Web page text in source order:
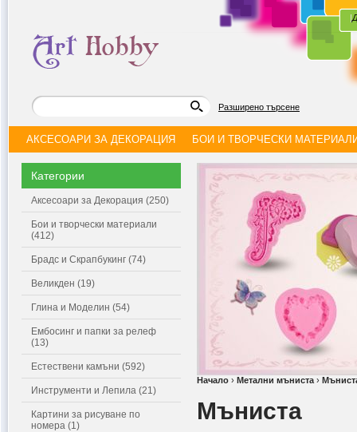
|
Разширено търсене
АКСЕСОАРИ ЗА ДЕКОРАЦИЯ БОИ И ТВОРЧЕСКИ
Категории
Аксесоари за Декорация (250)
Бои и творчески материали
(412)
Брадс и Скрапбукинг (74)
Великден (19)
Глина и Моделин (54)
Ембосинг и папки за релеф
(13)
Естествени камъни (592)
Инструменти и Лепила (21)
Картини за рисуване по
номера (1)
Начало › Метални мъниста ›
Мъниста